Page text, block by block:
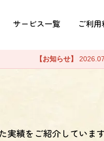
サービス一覧 ご利
【お知らせ】
実績をご紹介していま